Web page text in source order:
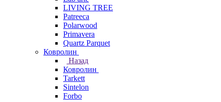
LIVING TREE
Patreeca
Polarwood
Primavera
Quartz Parquet
Ковролин
Назад
Ковролин
Tarkett
Sintelon
Forbo